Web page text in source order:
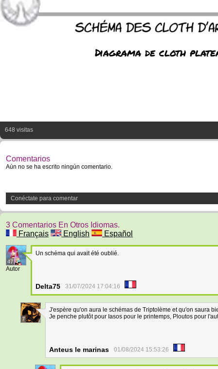
Diagrama de cloth
648 visitas
Comentarios
Aún no se ha escrito ningún comentario.
Conéctate para comentar
3 Comentarios En Otros Idiomas.
Français
English Español
47
Autor
Un schéma qui avait été oublié.
Delta75 31/07/2024 17:04:16
7
J'espère qu'on aura le schémas de Triptolème et qu'on saura
Je penche plutôt pour Iasos pour le printemps, Ploutos pour
Anteus le marinas 01/08/2024 15:53:26